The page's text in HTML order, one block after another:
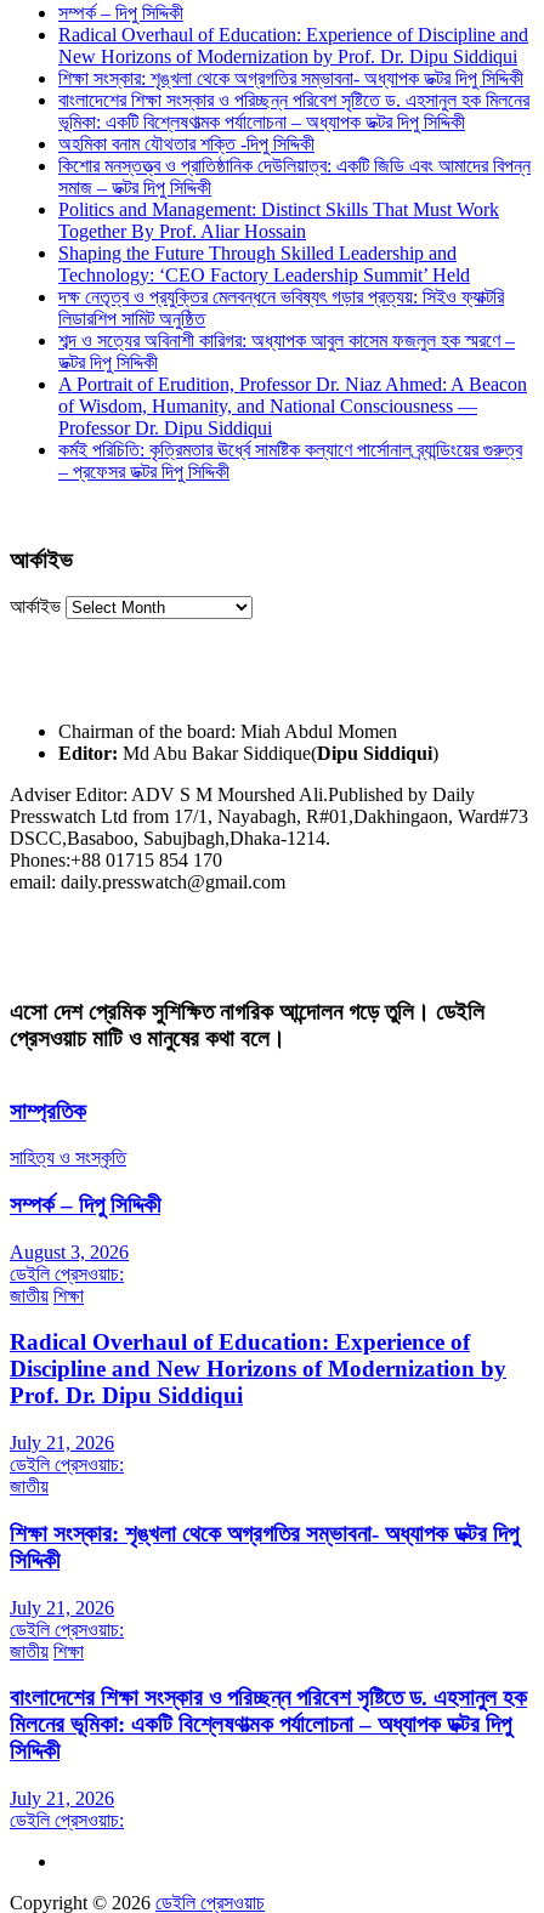
সম্পর্ক – দিপু সিদ্দিকী
Radical Overhaul of Education: Experience of Discipline and
New Horizons of Modernization by Prof. Dr. Dipu Siddiqui
শিক্ষা সংস্কার: শৃঙ্খলা থেকে অগ্রগতির সম্ভাবনা- অধ্যাপক ডক্টর দিপু সিদ্দিকী
বাংলাদেশের শিক্ষা সংস্কার ও পরিচ্ছন্ন পরিবেশ সৃষ্টিতে ড. এহসানুল হক মিলনের
ভূমিকা: একটি বিশ্লেষণাত্মক পর্যালোচনা – অধ্যাপক ডক্টর দিপু সিদ্দিকী
অহমিকা বনাম যৌথতার শক্তি -দিপু সিদ্দিকী
কিশোর মনস্তত্ত্ব ও প্রাতিষ্ঠানিক দেউলিয়াত্ব: একটি জিডি এবং আমাদের বিপন্ন
সমাজ – ডক্টর দিপু সিদ্দিকী
Politics and Management: Distinct Skills That Must Work
Together By Prof. Aliar Hossain
Shaping the Future Through Skilled Leadership and
Technology: ‘CEO Factory Leadership Summit’ Held
দক্ষ নেতৃত্ব ও প্রযুক্তির মেলবন্ধনে ভবিষ্যৎ গড়ার প্রত্যয়: সিইও ফ্যাক্টরি
লিডারশিপ সামিট অনুষ্ঠিত
শব্দ ও সত্যের অবিনাশী কারিগর: অধ্যাপক আবুল কাসেম ফজলুল হক স্মরণে –
ডক্টর দিপু সিদ্দিকী
A Portrait of Erudition, Professor Dr. Niaz Ahmed: A Beacon
of Wisdom, Humanity, and National Consciousness —
Professor Dr. Dipu Siddiqui
কর্মই পরিচিতি: কৃত্রিমতার ঊর্ধ্বে সামষ্টিক কল্যাণে পার্সোনাল ব্র্যান্ডিংয়ের গুরুত্ব
– প্রফেসর ডক্টর দিপু সিদ্দিকী
আর্কাইভ
আর্কাইভ
Chairman of the board: Miah Abdul Momen
Editor: Md Abu Bakar Siddique(Dipu Siddiqui)
Adviser Editor: ADV S M Mourshed Ali.Published by Daily
Presswatch Ltd from 17/1, Nayabagh, R#01,Dakhingaon, Ward#73
DSCC,Basaboo, Sabujbagh,Dhaka-1214.
Phones:+88 01715 854 170
email: daily.presswatch@gmail.com
এসো দেশ প্রেমিক সুশিক্ষিত নাগরিক আন্দোলন গড়ে তুলি। ডেইলি
প্রেসওয়াচ মাটি ও মানুষের কথা বলে।
সাম্প্রতিক
সাহিত্য ও সংস্কৃতি
সম্পর্ক – দিপু সিদ্দিকী
August 3, 2026
ডেইলি প্রেসওয়াচ:
জাতীয় শিক্ষা
Radical Overhaul of Education: Experience of
Discipline and New Horizons of Modernization by
Prof. Dr. Dipu Siddiqui
July 21, 2026
ডেইলি প্রেসওয়াচ:
জাতীয়
শিক্ষা সংস্কার: শৃঙ্খলা থেকে অগ্রগতির সম্ভাবনা- অধ্যাপক ডক্টর দিপু
সিদ্দিকী
July 21, 2026
ডেইলি প্রেসওয়াচ:
জাতীয় শিক্ষা
বাংলাদেশের শিক্ষা সংস্কার ও পরিচ্ছন্ন পরিবেশ সৃষ্টিতে ড. এহসানুল হক
মিলনের ভূমিকা: একটি বিশ্লেষণাত্মক পর্যালোচনা – অধ্যাপক ডক্টর দিপু
সিদ্দিকী
July 21, 2026
ডেইলি প্রেসওয়াচ:
Copyright © 2026 ডেইলি প্রেসওয়াচ